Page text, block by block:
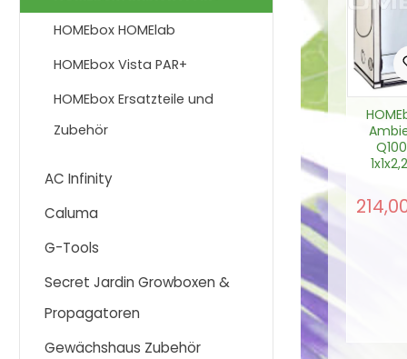
HOMEbox HOMElab
HOMEbox Vista PAR+
HOMEbox Ersatzteile und
Zubehör
AC Infinity
Caluma
G-Tools
Secret Jardin Growboxen &
Propagatoren
Gewächshaus Zubehör